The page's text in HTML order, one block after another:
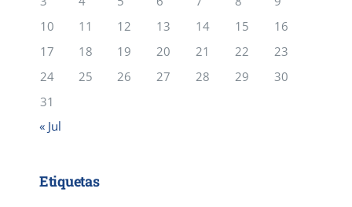
10
11 12 13 14 15
16
17
18 19 20 21 22
23
24
25 26 27 28 29
30
31
« Jul
Etiquetas